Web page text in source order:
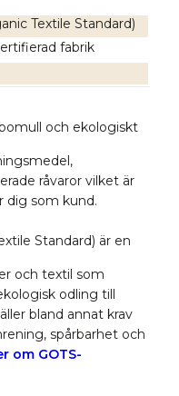
Textile Standard)
fabrik
och ekologiskt
råvaror vilket är
dig som kund.
Standard) är en
och textil som
odling till
bland annat krav
spårbarhet och
om GOTS-